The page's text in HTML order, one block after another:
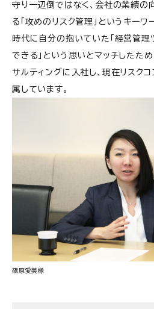
守り一辺倒ではなく、会社の業績
る「攻めのリスク管理」というキーワ
時代に自分の抱いていた「経営管理
できる」という思いとマッチした
サルティングに入社し、現在リスク
属しています。
篠原愛美様